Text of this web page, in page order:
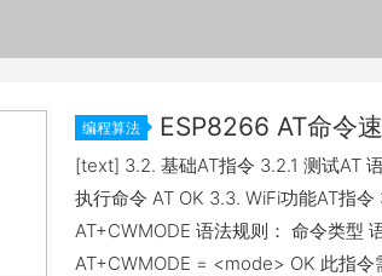
编程算法 ESP8266 AT命令
[text] 3.2. 基础AT指令 3.2.1 测试AT
执行命令 AT OK 3.3. WiFi功能AT指令
AT+CWMODE 语法规则： 命令类型
AT+CWMODE = <mode> OK 此指令